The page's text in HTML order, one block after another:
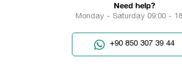
Need help?
Monday - Saturday 09:00 -
+90 850 307 39 44